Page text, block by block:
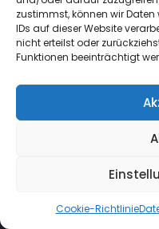
zustimmst, können wir
IDs auf dieser Website
nicht erteilst oder
Funktionen beeinträchtigt
Cookie-Richtlinie
META
Kommentar-Feed